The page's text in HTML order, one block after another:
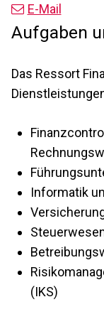
E-Mail
Aufgaben
Das Ressort
Informatik
(IKS)